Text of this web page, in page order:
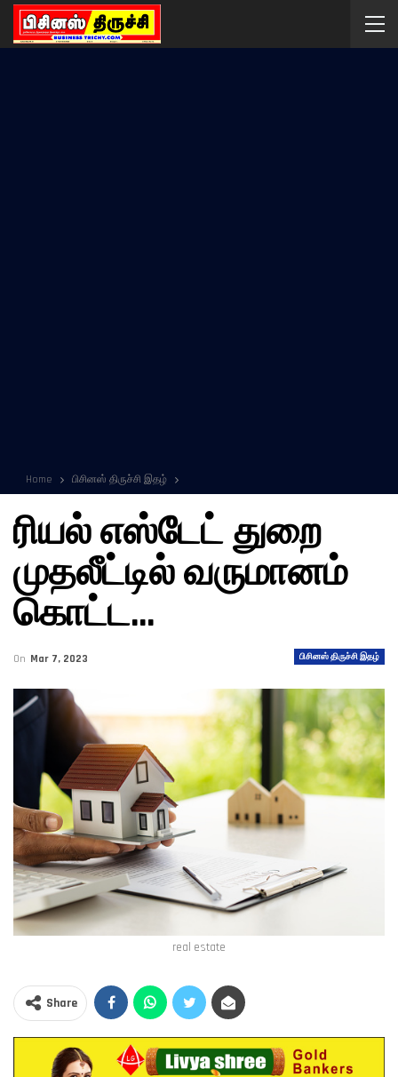
Home பிசினஸ் திருச்சி இதழ்
ரியல் எஸ்டேட் துறை
முதலீட்டில் வருமானம்
கொட்ட…
பிசினஸ் திருச்சி இதழ்
On Mar 7, 2023
real estate
Share